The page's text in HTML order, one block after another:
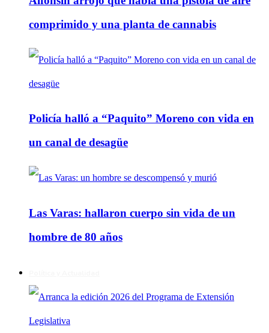
comprimido y una planta de cannabis
Policía halló a “Paquito” Moreno con vida en
un canal de desagüe
Las Varas: hallaron cuerpo sin vida de un
hombre de 80 años